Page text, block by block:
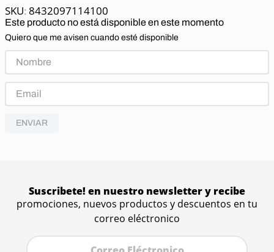
: 8432097114100
Este producto no está disponible en este momento
Quiero que me avisen cuando esté disponible
ENVIAR
Suscribete! en nuestro newsletter y recibe
promociones, nuevos productos y descuentos en tu
correo eléctronico